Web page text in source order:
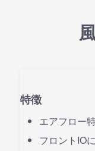
特徴
エアフロー
フロントIO